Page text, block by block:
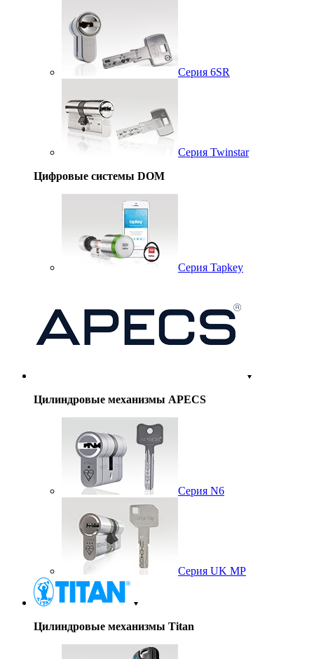
Серия 6SR
Серия Twinstar
Цифровые системы DOM
Серия Tapkey
Цилиндровые механизмы APECS
Серия N6
Серия UK MP
Цилиндровые механизмы Titan